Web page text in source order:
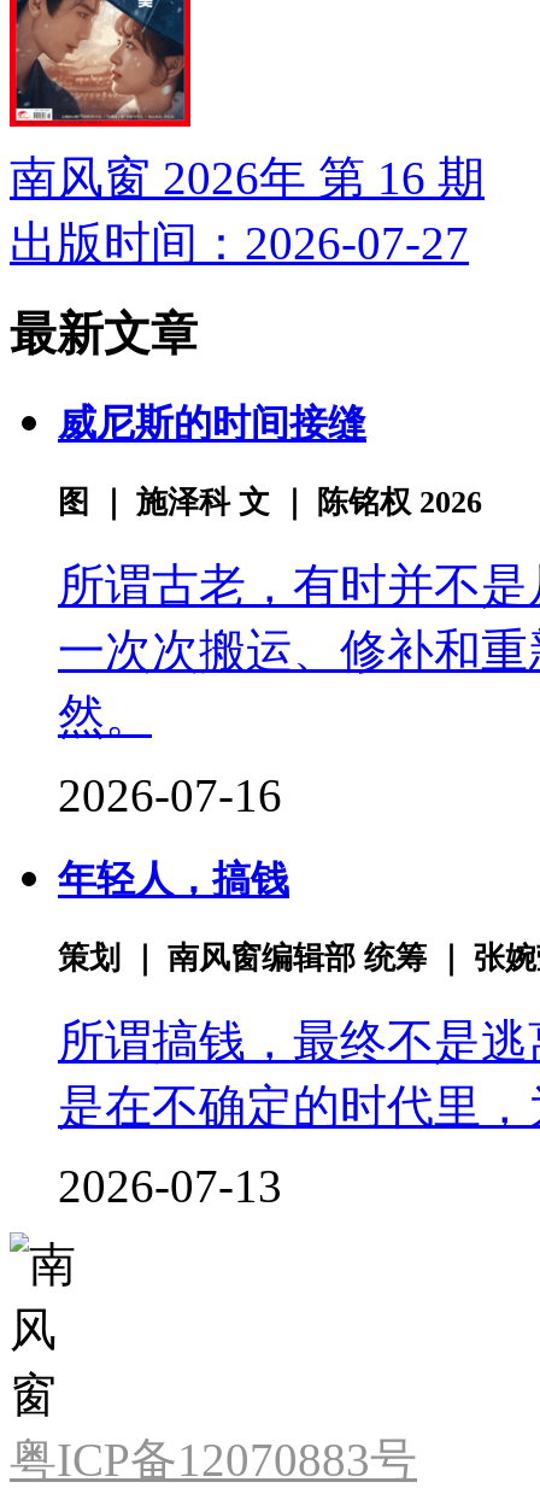
南风窗 2026年 第 16 期
出版时间：2026-07-27
最新文章
威尼斯的时间接缝
图 ｜ 施泽科 文 ｜ 陈铭权 2026
所谓古老，有时并不
一次次搬运、修补和
然。
2026-07-16
年轻人，搞钱
策划 ｜ 南风窗编辑部 统筹 ｜ 张
所谓搞钱，最终不是
是在不确定的时代里
2026-07-13
粤ICP备12070883号